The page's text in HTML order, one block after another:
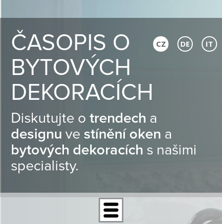
ČASOPIS O
BYTOVÝCH
DEKORACÍCH
Diskutujte otrendech a
designu ve stínění oken a
bytových dekoracích s našimi
specialisty.
CZ DE IT